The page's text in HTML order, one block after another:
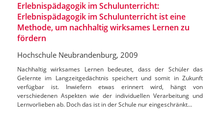
Erlebnispädagogik im Schulunterricht:
Erlebnispädagogik im Schulunterricht ist eine
Methode, um nachhaltig wirksames Lernen zu
fördern
Hochschule Neubrandenburg, 2009
Nachhaltig wirksames Lernen bedeutet, dass der Schüler das
Gelernte im Langzeitgedächtnis speichert und somit in Zukunft
verfügbar ist. Inwiefern etwas erinnert wird, hängt von
verschiedenen Aspekten wie der individuellen Verarbeitung und
Lernvorlieben ab. Doch das ist in der Schule nur eingeschränkt…